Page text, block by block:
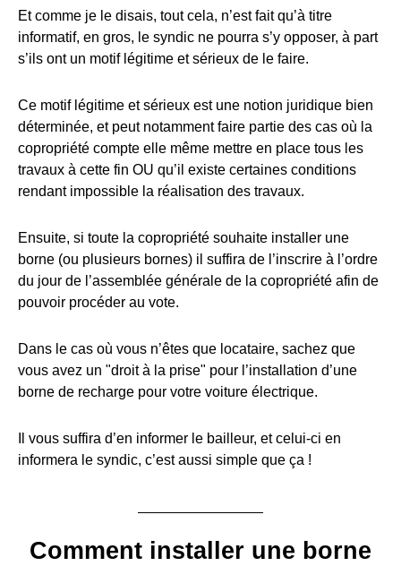
Et comme je le disais, tout cela, n’est fait qu’à titre
informatif, en gros, le syndic ne pourra s’y opposer, à part
s’ils ont un motif légitime et sérieux de le faire.
Ce motif légitime et sérieux est une notion juridique bien
déterminée, et peut notamment faire partie des cas où la
copropriété compte elle même mettre en place tous les
travaux à cette fin OU qu’il existe certaines conditions
rendant impossible la réalisation des travaux.
Ensuite, si toute la copropriété souhaite installer une
borne (ou plusieurs bornes) il suffira de l’inscrire à l’ordre
du jour de l’assemblée générale de la copropriété afin de
pouvoir procéder au vote.
Dans le cas où vous n’êtes que locataire, sachez que
vous avez un "droit à la prise" pour l’installation d’une
borne de recharge pour votre voiture électrique.
Il vous suffira d’en informer le bailleur, et celui-ci en
informera le syndic, c’est aussi simple que ça !
Comment installer une borne